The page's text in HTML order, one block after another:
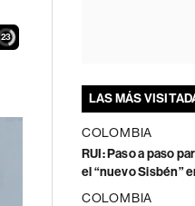
21
LAS MÁS
COLOMBIA
RUI: Paso a paso
el “nuevo Sisbén”
COLOMBIA